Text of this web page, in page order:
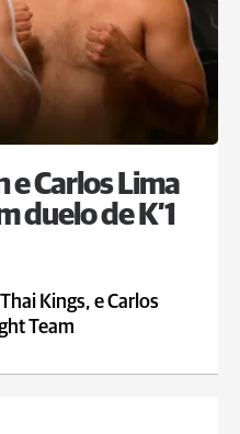
e Carlos Lima
duelo de K’1
Kings, e Carlos
Team